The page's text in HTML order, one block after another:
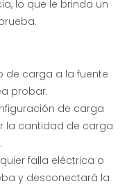
lo que le brinda un
de carga a la fuente
probar.
de carga
la cantidad de carga
falla eléctrica o
y desconectará la